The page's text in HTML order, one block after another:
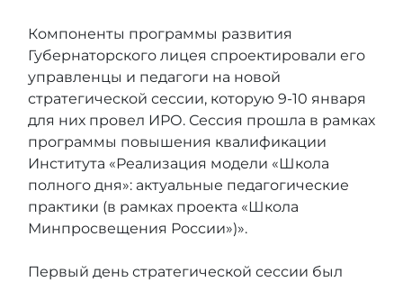
Компоненты программы развития
Губернаторского лицея спроектировали его
управленцы и педагоги на новой
стратегической сессии, которую 9-10 января
для них провел ИРО. Сессия прошла в рамках
программы повышения квалификации
Института «Реализация модели «Школа
полного дня»: актуальные педагогические
практики (в рамках проекта «Школа
Минпросвещения России»)».
Первый день стратегической сессии был